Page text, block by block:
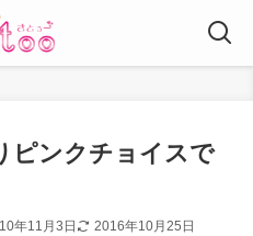
ピンクチョイスで
年11月3日 2016年10月25日